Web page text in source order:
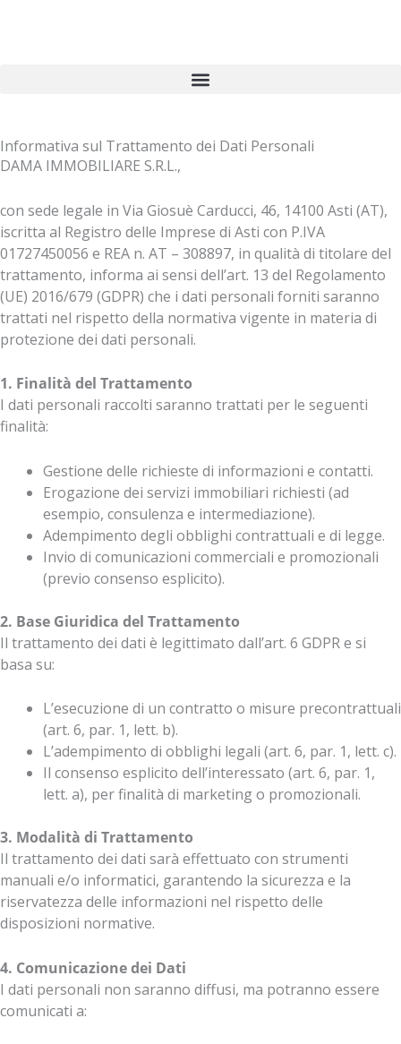
Informativa sul Trattamento dei Dati Personali
DAMA IMMOBILIARE S.R.L.,
con sede legale in Via Giosuè Carducci, 46, 14100 Asti (AT),
iscritta al Registro delle Imprese di Asti con P.IVA
01727450056 e REA n. AT – 308897, in qualità di titolare del
trattamento, informa ai sensi dell’art. 13 del Regolamento
(UE) 2016/679 (GDPR) che i dati personali forniti saranno
trattati nel rispetto della normativa vigente in materia di
protezione dei dati personali.
1. Finalità del Trattamento
I dati personali raccolti saranno trattati per le seguenti
finalità:
Gestione delle richieste di informazioni e contatti.
Erogazione dei servizi immobiliari richiesti (ad
esempio, consulenza e intermediazione).
Adempimento degli obblighi contrattuali e di legge.
Invio di comunicazioni commerciali e promozionali
(previo consenso esplicito).
2. Base Giuridica del Trattamento
Il trattamento dei dati è legittimato dall’art. 6 GDPR e si
basa su:
L’esecuzione di un contratto o misure precontrattuali
(art. 6, par. 1, lett. b).
L’adempimento di obblighi legali (art. 6, par. 1, lett. c).
Il consenso esplicito dell’interessato (art. 6, par. 1,
lett. a), per finalità di marketing o promozionali.
3. Modalità di Trattamento
Il trattamento dei dati sarà effettuato con strumenti
manuali e/o informatici, garantendo la sicurezza e la
riservatezza delle informazioni nel rispetto delle
disposizioni normative.
4. Comunicazione dei Dati
I dati personali non saranno diffusi, ma potranno essere
comunicati a: